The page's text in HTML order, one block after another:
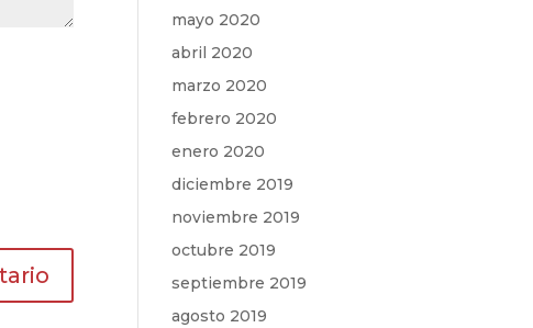
mayo 2020
abril 2020
marzo 2020
febrero 2020
enero 2020
diciembre 2019
noviembre 2019
octubre 2019
septiembre 2019
agosto 2019